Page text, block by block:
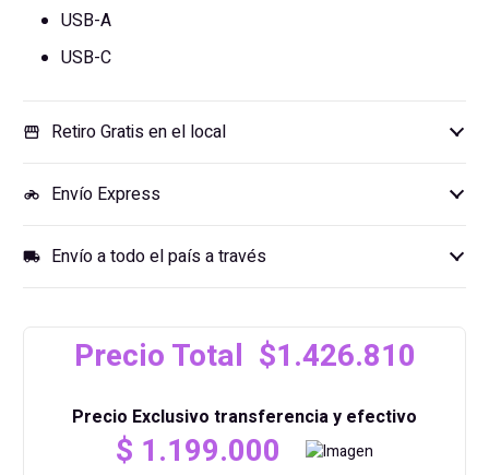
USB-A
USB-C
storefront Retiro Gratis en el local
motorcycle Envío Express
local_shipping Envío a todo el país a través
Precio Total $1.426.810
Precio Exclusivo transferencia y efectivo
$ 1.199.000